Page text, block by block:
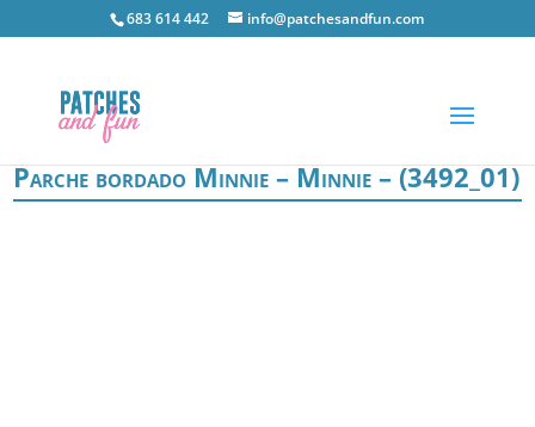
683 614 442 info@patchesandfun.com
Parche bordado Minnie – Minnie – (3492_01)